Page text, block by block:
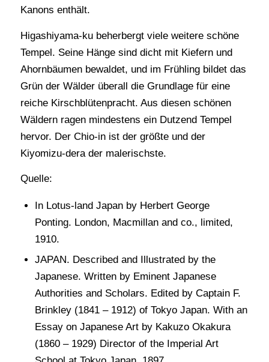
Kanons enthält.
Higashiyama-ku beherbergt viele weitere schöne
Tempel. Seine Hänge sind dicht mit Kiefern und
Ahornbäumen bewaldet, und im Frühling bildet das
Grün der Wälder überall die Grundlage für eine
reiche Kirschblütenpracht. Aus diesen schönen
Wäldern ragen mindestens ein Dutzend Tempel
hervor. Der Chio-in ist der größte und der
Kiyomizu-dera der malerischste.
Quelle:
In Lotus-land Japan by Herbert George
Ponting. London, Macmillan and co., limited,
1910.
JAPAN. Described and Illustrated by the
Japanese. Written by Eminent Japanese
Authorities and Scholars. Edited by Captain F.
Brinkley (1841 – 1912) of Tokyo Japan. With an
Essay on Japanese Art by Kakuzo Okakura
(1860 – 1929) Director of the Imperial Art